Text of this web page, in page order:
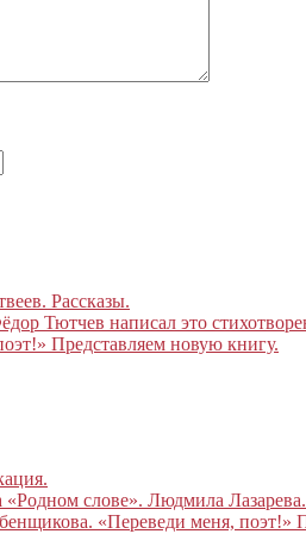
Рассказы.
Тютчев написал это
Представляем новую книгу.
слове». Людмила
«Переведи меня, поэт!»